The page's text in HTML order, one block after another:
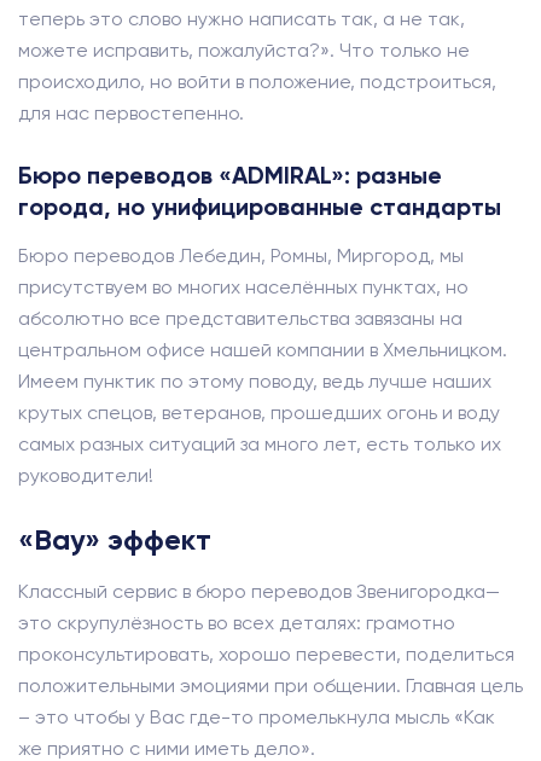
теперь это слово нужно написать так, а не так,
можете исправить, пожалуйста?». Что только не
происходило, но войти в положение, подстроиться,
для нас первостепенно.
Бюро переводов «ADMIRAL»: разные
города, но унифицированные стандарты
Бюро переводов Лебедин, Ромны, Миргород, мы
присутствуем во многих населённых пунктах, но
абсолютно все представительства завязаны на
центральном офисе нашей компании в Хмельницком.
Имеем пунктик по этому поводу, ведь лучше наших
крутых спецов, ветеранов, прошедших огонь и воду
самых разных ситуаций за много лет, есть только их
руководители!
«Вау» эффект
Классный сервис в бюро переводов Звенигородка—
это скрупулёзность во всех деталях: грамотно
проконсультировать, хорошо перевести, поделиться
положительными эмоциями при общении. Главная цель
– это чтобы у Вас где-то промелькнула мысль «Как
же приятно с ними иметь дело».